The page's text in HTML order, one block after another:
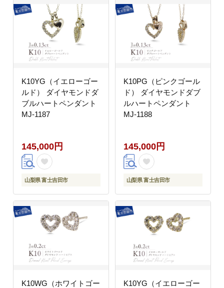
K10YG（イエローゴー
ルド） ダイヤモンドダ
ブルハートペンダント
MJ-1187
145,000円
山梨県 富士吉田市
K10PG（ピンクゴール
ド） ダイヤモンドダブ
ルハートペンダント
MJ-1188
145,000円
山梨県 富士吉田市
K10WG（ホワイトゴー
K10YG（イエローゴー